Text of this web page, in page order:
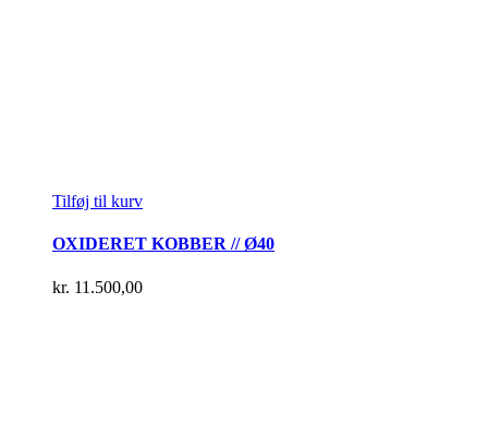
Tilføj til kurv
OXIDERET KOBBER // Ø40
kr. 11.500,00